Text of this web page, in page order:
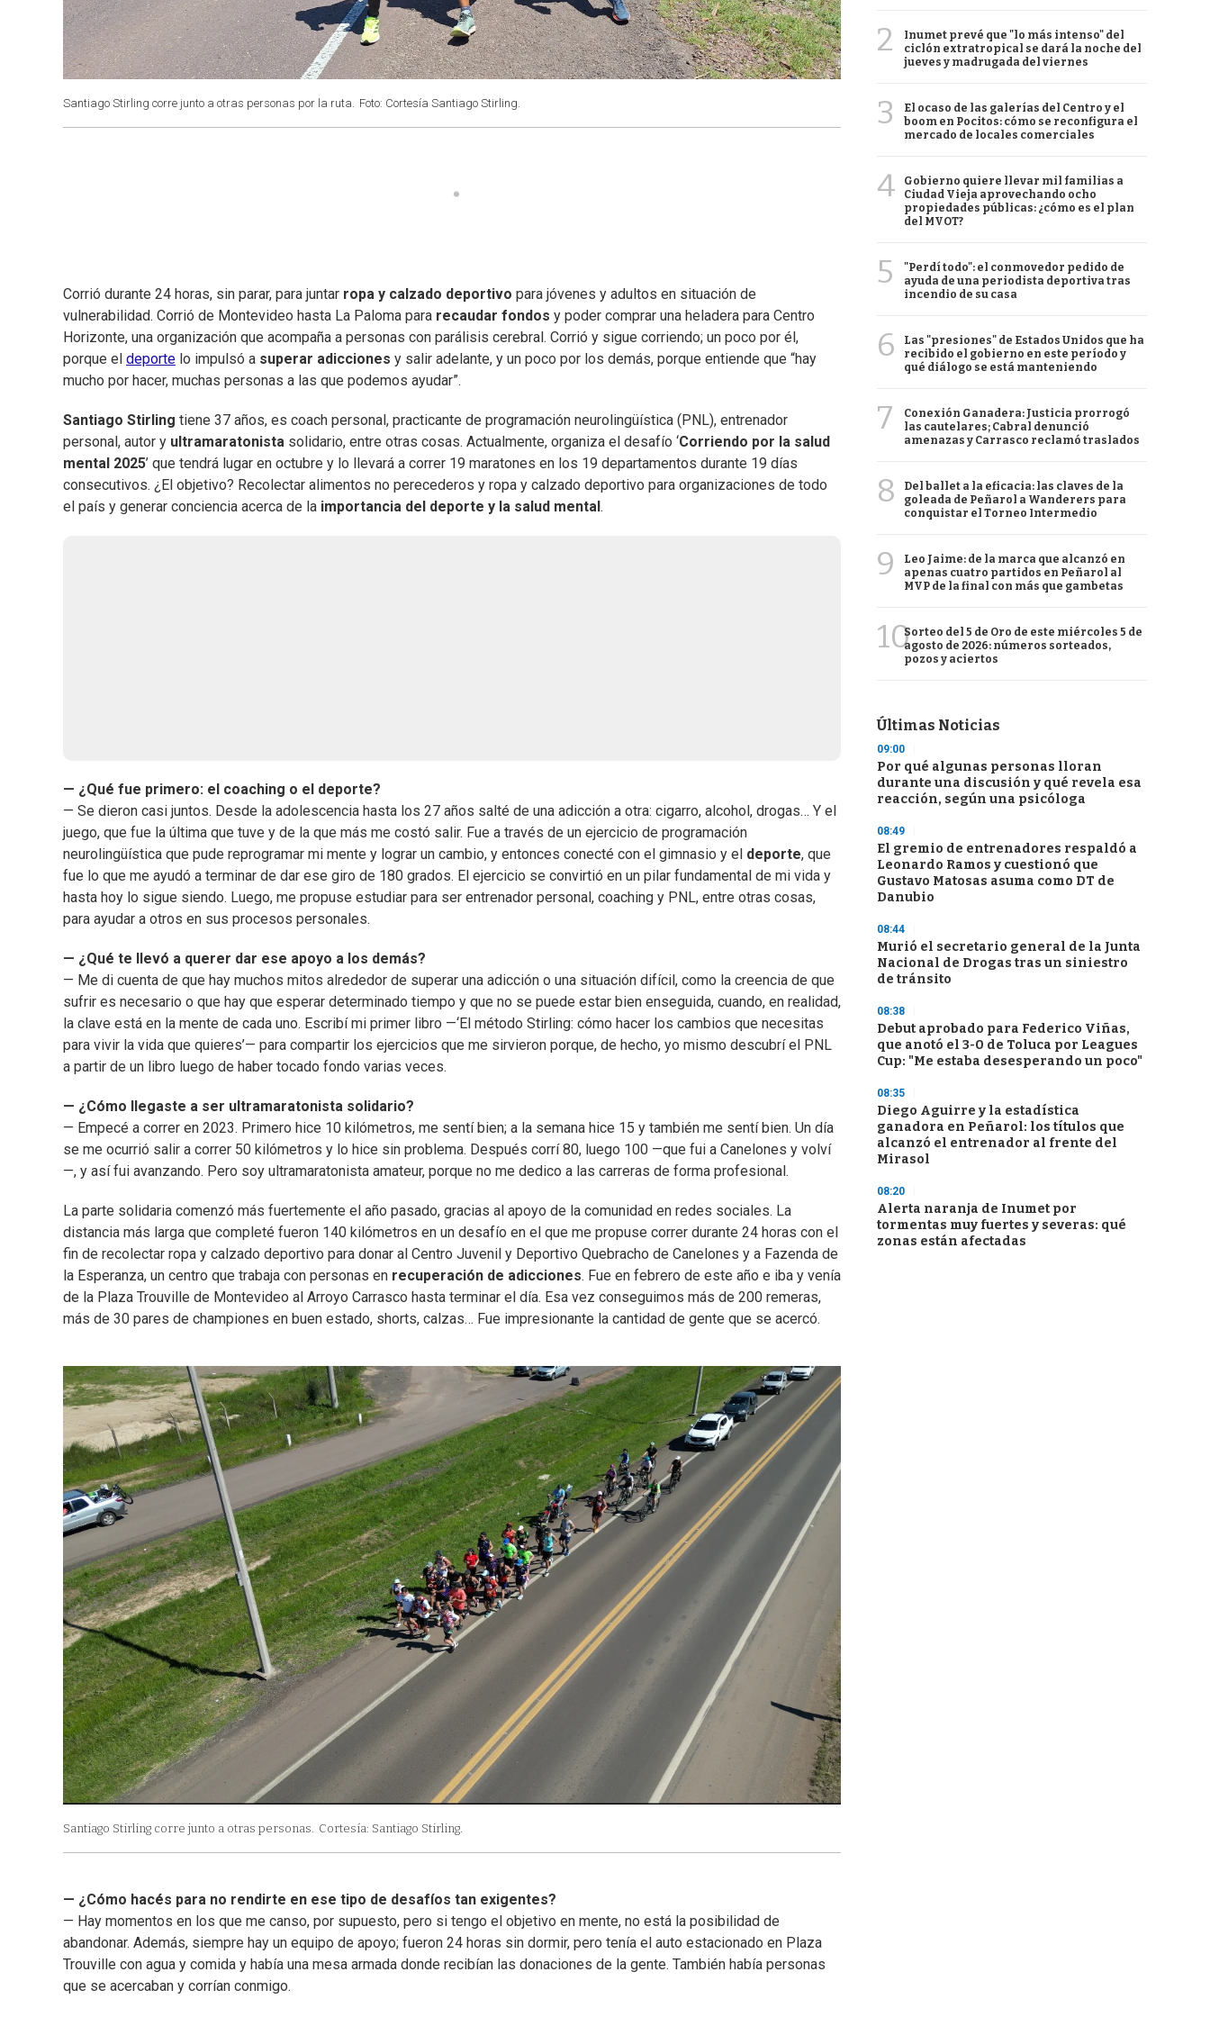
Santiago Stirling corre junto a otras personas por la ruta. Foto: Cortesía Santiago Stirling.
Corrió durante 24 horas, sin parar, para juntar ropa y calzado deportivo para jóvenes y adultos en situación de
vulnerabilidad. Corrió de Montevideo hasta La Paloma para recaudar fondos y poder comprar una heladera para Centro
Horizonte, una organización que acompaña a personas con parálisis cerebral. Corrió y sigue corriendo; un poco por él,
porque el deporte lo impulsó a superar adicciones y salir adelante, y un poco por los demás, porque entiende que “hay
mucho por hacer, muchas personas a las que podemos ayudar”.
Santiago Stirling tiene 37 años, es coach personal, practicante de programación neurolingüística (PNL), entrenador
personal, autor y ultramaratonista solidario, entre otras cosas. Actualmente, organiza el desafío ‘Corriendo por la salud
mental 2025’ que tendrá lugar en octubre y lo llevará a correr 19 maratones en los 19 departamentos durante 19 días
consecutivos. ¿El objetivo? Recolectar alimentos no perecederos y ropa y calzado deportivo para organizaciones de todo
el país y generar conciencia acerca de la importancia del deporte y la salud mental .
— ¿Qué fue primero: el coaching o el deporte?
— Se dieron casi juntos. Desde la adolescencia hasta los 27 años salté de una adicción a otra: cigarro, alcohol, drogas… Y el
juego, que fue la última que tuve y de la que más me costó salir. Fue a través de un ejercicio de programación
neurolingüística que pude reprogramar mi mente y lograr un cambio, y entonces conecté con el gimnasio y el deporte, que
fue lo que me ayudó a terminar de dar ese giro de 180 grados. El ejercicio se convirtió en un pilar fundamental de mi vida y
hasta hoy lo sigue siendo. Luego, me propuse estudiar para ser entrenador personal, coaching y PNL, entre otras cosas,
para ayudar a otros en sus procesos personales.
— ¿Qué te llevó a querer dar ese apoyo a los demás?
— Me di cuenta de que hay muchos mitos alrededor de superar una adicción o una situación difícil, como la creencia de que
sufrir es necesario o que hay que esperar determinado tiempo y que no se puede estar bien enseguida, cuando, en realidad,
la clave está en la mente de cada uno. Escribí mi primer libro —‘El método Stirling: cómo hacer los cambios que necesitas
para vivir la vida que quieres’— para compartir los ejercicios que me sirvieron porque, de hecho, yo mismo descubrí el PNL
a partir de un libro luego de haber tocado fondo varias veces.
— ¿Cómo llegaste a ser ultramaratonista solidario?
— Empecé a correr en 2023. Primero hice 10 kilómetros, me sentí bien; a la semana hice 15 y también me sentí bien. Un día
se me ocurrió salir a correr 50 kilómetros y lo hice sin problema. Después corrí 80, luego 100 —que fui a Canelones y volví
—, y así fui avanzando. Pero soy ultramaratonista amateur, porque no me dedico a las carreras de forma profesional.
La parte solidaria comenzó más fuertemente el año pasado, gracias al apoyo de la comunidad en redes sociales. La
distancia más larga que completé fueron 140 kilómetros en un desafío en el que me propuse correr durante 24 horas con el
fin de recolectar ropa y calzado deportivo para donar al Centro Juvenil y Deportivo Quebracho de Canelones y a Fazenda de
la Esperanza, un centro que trabaja con personas en recuperación de adicciones. Fue en febrero de este año e iba y venía
de la Plaza Trouville de Montevideo al Arroyo Carrasco hasta terminar el día. Esa vez conseguimos más de 200 remeras,
más de 30 pares de championes en buen estado, shorts, calzas… Fue impresionante la cantidad de gente que se acercó.
Santiago Stirling corre junto a otras personas. Cortesía: Santiago Stirling.
— ¿Cómo hacés para no rendirte en ese tipo de desafíos tan exigentes?
— Hay momentos en los que me canso, por supuesto, pero si tengo el objetivo en mente, no está la posibilidad de
abandonar. Además, siempre hay un equipo de apoyo; fueron 24 horas sin dormir, pero tenía el auto estacionado en Plaza
Trouville con agua y comida y había una mesa armada donde recibían las donaciones de la gente. También había personas
que se acercaban y corrían conmigo.
2
Inumet prevé que "lo más intenso" del
ciclón extratropical se dará la noche del
jueves y madrugada del viernes
3
El ocaso de las galerías del Centro y el
boom en Pocitos: cómo se reconfigura el
mercado de locales comerciales
4
Gobierno quiere llevar mil familias a
Ciudad Vieja aprovechando ocho
propiedades públicas: ¿cómo es el plan
del MVOT?
5
"Perdí todo": el conmovedor pedido de
ayuda de una periodista deportiva tras
incendio de su casa
6
Las "presiones" de Estados Unidos que ha
recibido el gobierno en este período y
qué diálogo se está manteniendo
7
Conexión Ganadera: Justicia prorrogó
las cautelares; Cabral denunció
amenazas y Carrasco reclamó traslados
8
Del ballet a la eficacia: las claves de la
goleada de Peñarol a Wanderers para
conquistar el Torneo Intermedio
9
Leo Jaime: de la marca que alcanzó en
apenas cuatro partidos en Peñarol al
MVP de la final con más que gambetas
10Sorteo del 5 de Oro de este miércoles 5 de
agosto de 2026: números sorteados,
pozos y aciertos
Últimas Noticias
09:00
Por qué algunas personas lloran
durante una discusión y qué revela esa
reacción, según una psicóloga
08:49
El gremio de entrenadores respaldó a
Leonardo Ramos y cuestionó que
Gustavo Matosas asuma como DT de
Danubio
08:44
Murió el secretario general de la Junta
Nacional de Drogas tras un siniestro
de tránsito
08:38
Debut aprobado para Federico Viñas,
que anotó el 3-0 de Toluca por Leagues
Cup: "Me estaba desesperando un poco"
08:35
Diego Aguirre y la estadística
ganadora en Peñarol: los títulos que
alcanzó el entrenador al frente del
Mirasol
08:20
Alerta naranja de Inumet por
tormentas muy fuertes y severas: qué
zonas están afectadas